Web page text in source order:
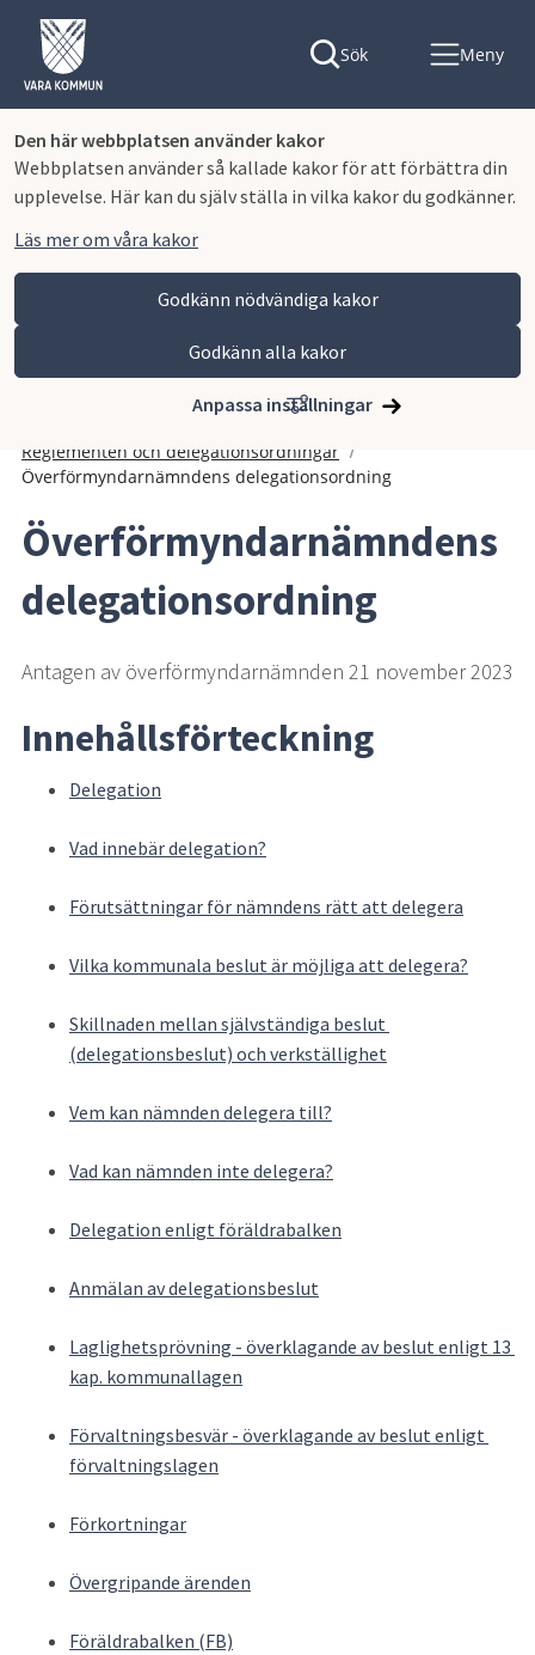
Den här webbplatsen använder kakor
Webbplatsen använder så kallade kakor för att förbättra din
upplevelse. Här kan du själv ställa in vilka kakor du godkänner.
Läs mer om våra kakor
Godkänn nödvändiga kakor
Godkänn alla kakor
Anpassa inställningar
Sök Meny
Vara kommun
Kommun och politik
Vår organisation och verksamhet
Reglementen och delegationsordningar
Överförmyndarnämndens delegationsordning
Överförmyndarnämndens
delegationsordning
Antagen av överförmyndarnämnden 21 november 2023
Innehållsförteckning
Delegation
Vad innebär delegation?
Förutsättningar för nämndens rätt att delegera
Vilka kommunala beslut är möjliga att delegera?
Skillnaden mellan självständiga beslut
(delegationsbeslut) och verkställighet
Vem kan nämnden delegera till?
Vad kan nämnden inte delegera?
Delegation enligt föräldrabalken
Anmälan av delegationsbeslut
Laglighetsprövning - överklagande av beslut enligt 13
kap. kommunallagen
Förvaltningsbesvär - överklagande av beslut enligt
förvaltningslagen
Förkortningar
Övergripande ärenden
Föräldrabalken (FB)